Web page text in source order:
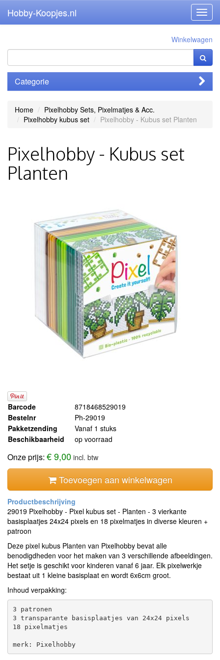
Hobby-Koopjes.nl
Winkelwagen
Categorie
Home
Pixelhobby Sets, Pixelmatjes & Acc.
Pixelhobby kubus set
Pixelhobby - Kubus set Planten
Pixelhobby - Kubus set
Planten
Barcode
8718468529019
Bestelnr
Ph-29019
Pakketzending
Vanaf 1 stuks
Beschikbaarheid
op voorraad
Onze prijs: € 9,00incl. btw
Toevoegen aan winkelwagen
29019 Pixelhobby - Pixel kubus set - Planten - 3 vierkante
basisplaatjes 24x24 pixels en 18 pixelmatjes in diverse kleuren +
patroon
Deze pixel kubus Planten van Pixelhobby bevat alle
benodigdheden voor het maken van 3 verschillende afbeeldingen.
Het setje is geschikt voor kinderen vanaf 6 jaar. Elk pixelwerkje
bestaat uit 1 kleine basisplaat en wordt 6x6cm groot.
Inhoud verpakking:
3 patronen
3 transparante basisplaatjes van 24x24 pixels
18 pixelmatjes
merk: Pixelhobby